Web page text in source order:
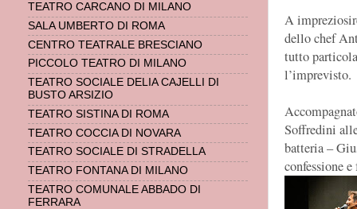
A
dello chef
tutto
l’imprevisto.
Soffredini
batteria –
confessione e
TEATRO CARCANO DI MILANO
SALA UMBERTO DI ROMA
CENTRO TEATRALE BRESCIANO
PICCOLO TEATRO DI MILANO
TEATRO SOCIALE DELIA CAJELLI DI
BUSTO ARSIZIO
TEATRO SISTINA DI ROMA
TEATRO COCCIA DI NOVARA
TEATRO SOCIALE DI STRADELLA
TEATRO FONTANA DI MILANO
TEATRO COMUNALE ABBADO DI
FERRARA